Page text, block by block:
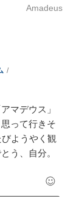
Amadeus
マデウス」
って行きそ
ようやく観
う、自分。